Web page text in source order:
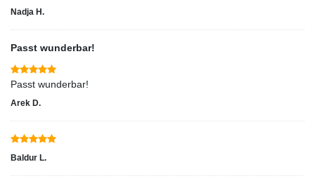
Nadja H.
Passt wunderbar!
Passt wunderbar!
Arek D.
Baldur L.